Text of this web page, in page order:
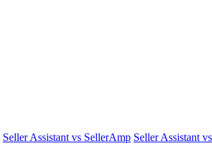
Seller Assistant vs SellerAmp Seller Assistant